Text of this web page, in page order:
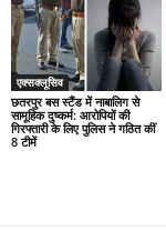
एक्सक्लूसिव
छतरपुर बस स्टैंड में नाबालिग से
सामूहिक दुष्कर्म: आरोपियों की
गिरफ्तारी के लिए पुलिस ने गठित कीं
8 टीमें